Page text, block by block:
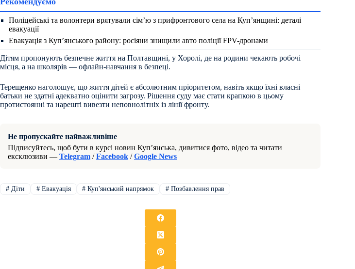
Поліцейські та волонтери врятували сім’ю з прифронтового села на Куп’янщині: деталі
евакуації
Евакуація з Куп’янського району: росіяни знищили авто поліції FPV-дронами
Дітям пропонують безпечне життя на Полтавщині, у Хоролі, де на родини чекають робочі
місця, а на школярів — офлайн-навчання в безпеці.
Терещенко наголошує, що життя дітей є абсолютним пріоритетом, навіть якщо їхні власні
батьки не здатні адекватно оцінити загрозу. Рішення суду має стати крапкою в цьому
протистоянні та нарешті вивезти неповнолітніх із лінії фронту.
Не пропускайте найважливіше
Підписуйтесь, щоб бути в курсі новин Куп’янська, дивитися фото, відео та читати
ексклюзиви — Telegram /Facebook /Google News
#Діти #Евакуація # Куп'янський напрямок # Позбавлення прав